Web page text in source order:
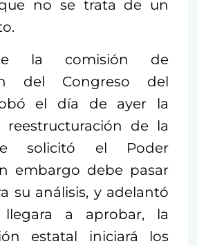
no se trata de un
la comisión de
del Congreso del
el día de ayer la
reestructuración de la
solicitó el Poder
embargo debe pasar
su análisis, y adelantó
a aprobar, la
estatal iniciará los